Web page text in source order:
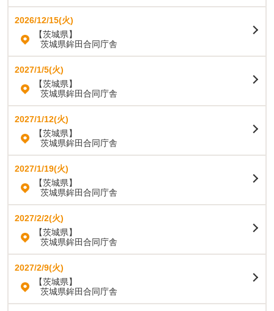
2026/12/15(火)
【茨城県】
茨城県鉾田合同庁舎
2027/1/5(火)
【茨城県】
茨城県鉾田合同庁舎
2027/1/12(火)
【茨城県】
茨城県鉾田合同庁舎
2027/1/19(火)
【茨城県】
茨城県鉾田合同庁舎
2027/2/2(火)
【茨城県】
茨城県鉾田合同庁舎
2027/2/9(火)
【茨城県】
茨城県鉾田合同庁舎